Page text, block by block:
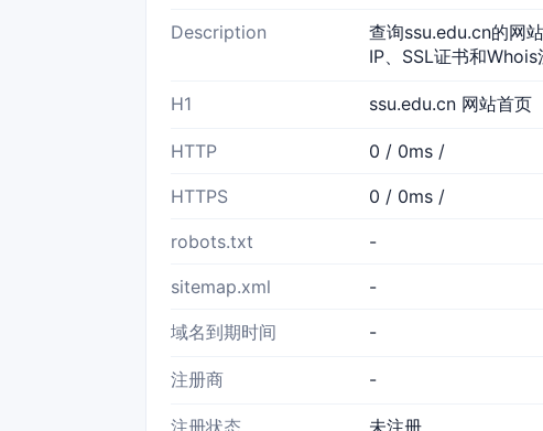
Description
查询ssu.edu.cn的网
IP、SSL证书和Whois
H1 ssu.edu.cn 网站首页
HTTP 0 / 0ms /
HTTPS 0 / 0ms /
robots.txt -
sitemap.xml -
域名到期时间 -
注册商 -
注册状态 未注册